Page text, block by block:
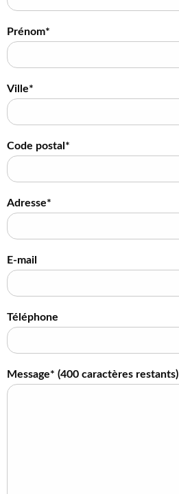
Prénom*
Ville*
Code postal*
Adresse*
E-mail
Téléphone
Message* (400 caractères restants)